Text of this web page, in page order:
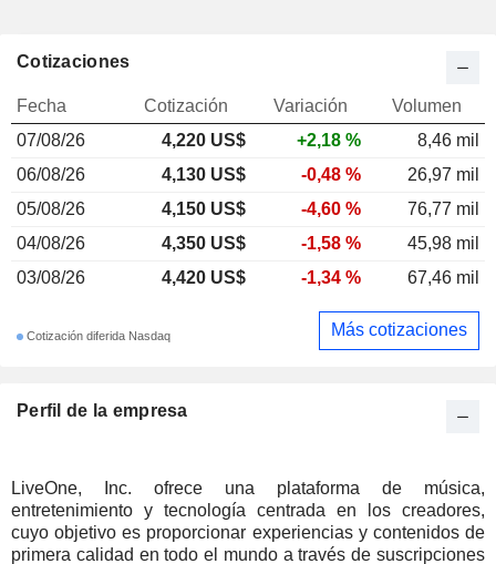
Perfil de la empresa
LiveOne, Inc. ofrece una plataforma de música,
entretenimiento y tecnología centrada en los creadores,
cuyo objetivo es proporcionar experiencias y contenidos de
primera calidad en todo el mundo a través de suscripciones
Cotizaciones
Fecha Cotización Variación
Volumen
07/08/26
4,220 US$ +2,18 %
8,46 mil
06/08/26
4,130 US$ -0,48 %
26,97 mil
05/08/26
4,150 US$ -4,60 %
76,77 mil
04/08/26
4,350 US$ -1,58 %
45,98 mil
03/08/26
4,420 US$ -1,34 % 67,46 mil
Cotización diferida Nasdaq Más cotizaciones